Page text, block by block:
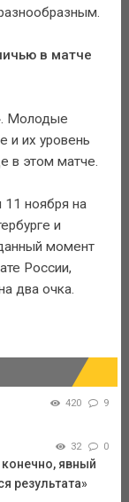
в матче
Молодые
и их уровень
в этом матче.
11 ноября на
и
момент
России,
два очка.
420 9
32 0
явный
результата»